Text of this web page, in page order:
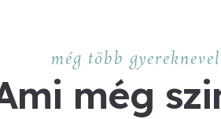
még több
még